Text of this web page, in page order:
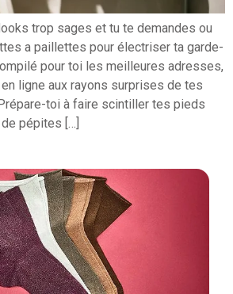
trop sages et tu te demandes ou
a paillettes pour électriser ta garde-
pour toi les meilleures adresses,
ligne aux rayons surprises de tes
toi à faire scintiller tes pieds
pépites […]